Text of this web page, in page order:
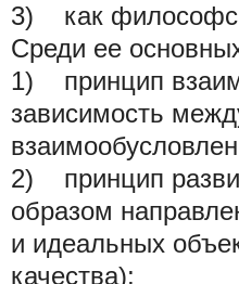
3) как
Среди ее
1) принцип
зависимость
2) принцип
образом
и идеальных
качества);